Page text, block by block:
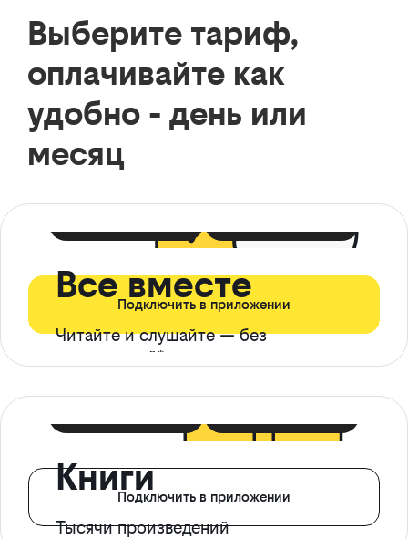
Выберите тариф,
оплачивайте как
удобно - день или
месяц
Все вместе
Читайте и слушайте — без
ограничений*
Подключить в приложении
Книги
Тысячи произведений
Подключить в приложении